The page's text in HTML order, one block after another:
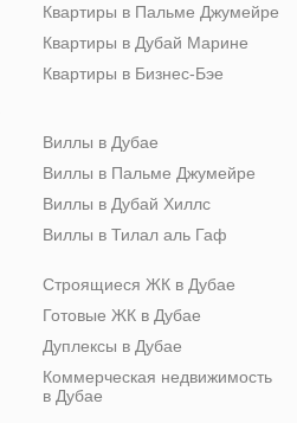
Квартиры в Пальме Джумейре
Квартиры в Дубай Марине
Квартиры в Бизнес-Бэе
Виллы в Дубае
Виллы в Пальме Джумейре
Виллы в Дубай Хиллс
Виллы в Тилал аль Гаф
Строящиеся ЖК в Дубае
Готовые ЖК в Дубае
Дуплексы в Дубае
Коммерческая недвижимость
в Дубае